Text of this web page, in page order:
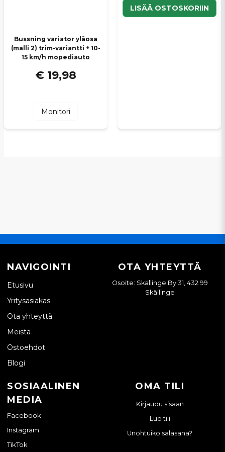
Bussning variator yläosa
(malli 2) trim-variantti + 10-
15 km/h mopediauto
€ 19,98
Monitori
LISÄÄ OSTOSKORIIN
NAVIGOINTI
Etusivu
Yritysasiakas
Ota yhteyttä
Meistä
Ostoehdot
Blogi
OTA YHTEYTTÄ
Osoite: Skällinge By 31, 432 99
Skällinge
SOSIAALINEN
MEDIA
Facebook
Instagram
TikTok
OMA TILI
Kirjaudu sisään
Luo tili
Unohtuiko salasana?